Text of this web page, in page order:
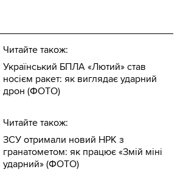
Читайте також:
Український БПЛА «Лютий» став
носієм ракет: як виглядає ударний
дрон (ФОТО)
Читайте також:
ЗСУ отримали новий НРК з
гранатометом: як працює «Змій міні
ударний» (ФОТО)